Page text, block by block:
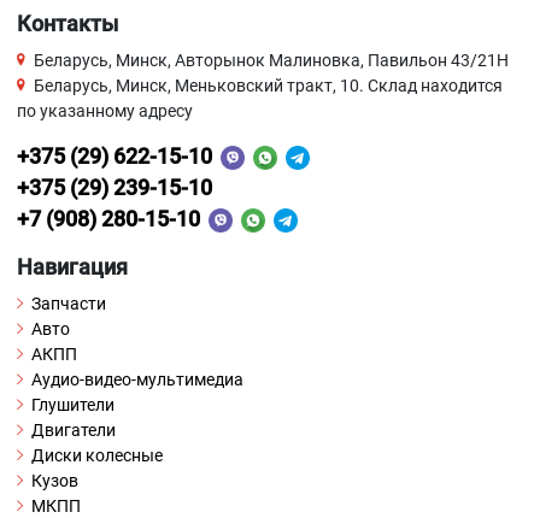
Контакты
Беларусь, Минск, Авторынок Малиновка, Павильон 43/21Н
Беларусь, Минск, Меньковский тракт, 10. Склад находится
по указанному адресу
+375 (29) 622-15-10
+375 (29) 239-15-10
+7 (908) 280-15-10
Навигация
Запчасти
Авто
АКПП
Аудио-видео-мультимедиа
Глушители
Двигатели
Диски колесные
Кузов
МКПП